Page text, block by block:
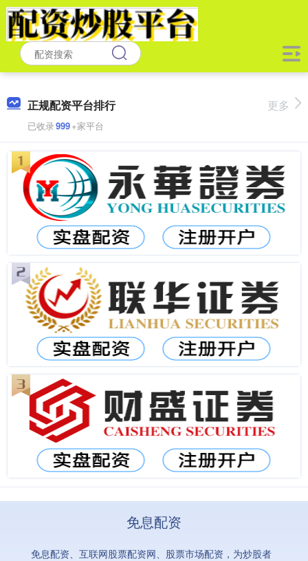
正规配资平台排行
已收录999+家平台
更多
免息配资
免息配资、互联网股票配资网、股票市场配资，为炒股者